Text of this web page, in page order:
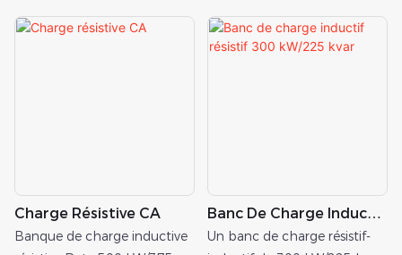
charge des générateurs
marins comprend la
compose généralement
d'une résistance résistive,
d'une résistance de puissance
Charge Résistive CA
Banque de charge inductive
Banc De Charge Inductif
Résistif 300 KW/225 Kvar
Un banc de charge résistif-